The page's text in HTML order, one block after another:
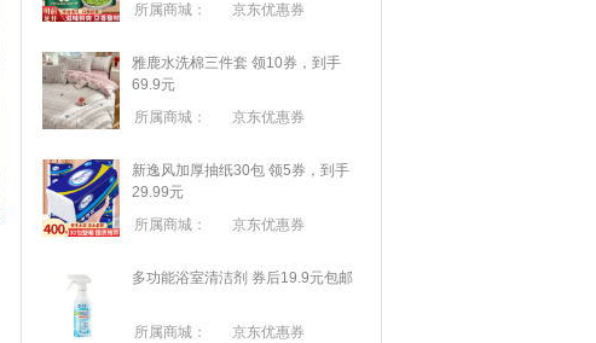
所属商城：
京东优惠券
雅鹿水洗棉三件套 领10券，到手
69.9元
所属商城：
京东优惠券
新逸风加厚抽纸30包 领5券，到手
29.99元
所属商城：
京东优惠券
多功能浴室清洁剂 券后19.9元包邮
所属商城： 京东优惠券